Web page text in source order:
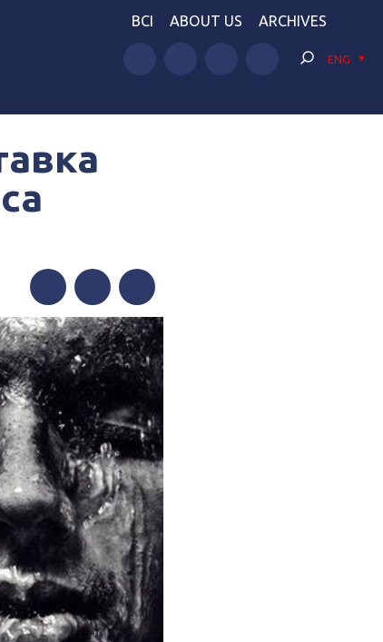
BCI ABOUT US ARCHIVES
ENG
FacebookTwitterTelegram